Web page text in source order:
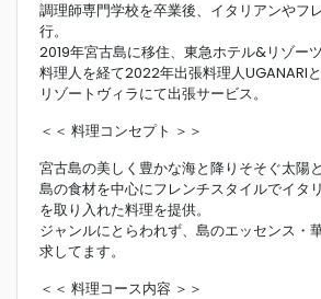
調理師専門学校を卒業後、イタリアンやフ
行。
2019年宮古島に移住、東急ホテル&リゾ
料理人を経て2022年出張料理人UGANARIと
リゾートヴィラにて出張サービス。
＜＜ 料理コンセプト ＞＞
宮古島の美しく豊かな海と降りそそぐ太陽
島の食材を中心にフレンチスタイルでイタ
を取り入れた料理を提供。
ジャンルにとらわれず、島のエッセンス・
求してます。
＜＜ 料理コース内容 ＞＞